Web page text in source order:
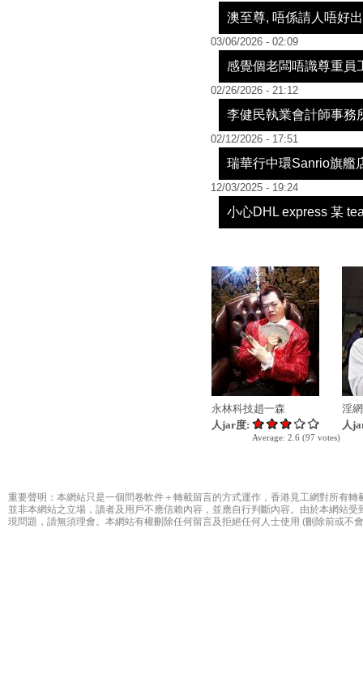
澳至尊, 唔係請人唔好
03/06/2026 - 02:09
感覺個老闆唔識尊重員
02/26/2026 - 21:12
李健民執業會計師事務
02/12/2026 - 17:51
瑞華行中環Sanrio旗艦
12/03/2025 - 19:24
小心DHL express 某
永林科技趙一森
人jar度:
Average: 2.6 (97 votes)
淫
人
重要聲明：本網站只是一個問卷軟件＋轉載留言的方式運作，香港見工網對所有
並非本網站之立場，讀者及用戶不應信賴內容，並應自行判斷內容。由於本網站
現問題，請無須理會。本網站有權刪除任何留言及拒絕任何人士使用 (刪除前或